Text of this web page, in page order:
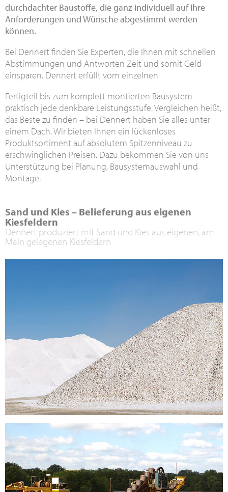
durchdachter Baustoffe, die ganz individuell auf Ihre
Anforderungen und Wünsche abgestimmt werden
können.
Bei Dennert finden Sie Experten, die Ihnen mit schnellen
Abstimmungen und Antworten Zeit und somit Geld
einsparen. Dennert erfüllt vom einzelnen
Fertigteil bis zum komplett montierten Bausystem
praktisch jede denkbare Leistungsstufe. Vergleichen heißt,
das Beste zu finden – bei Dennert haben Sie alles unter
einem Dach. Wir bieten Ihnen ein lückenloses
Produktsortiment auf absolutem Spitzenniveau zu
erschwinglichen Preisen. Dazu bekommen Sie von uns
Unterstützung bei Planung, Bausystemauswahl und
Montage.
Sand und Kies – Belieferung aus eigenen
Kiesfeldern
Dennert produziert mit Sand und Kies aus eigenen, am
Main gelegenen Kiesfeldern